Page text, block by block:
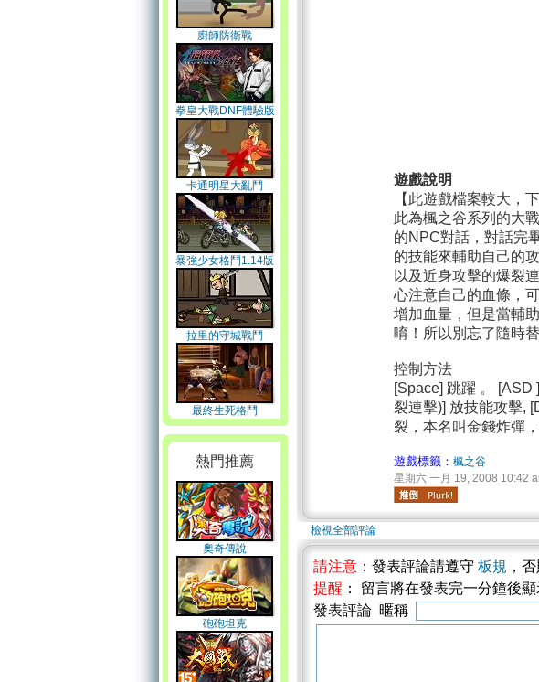
廚師防衛戰
拳皇大戰DNF體驗版
卡通明星大亂鬥
暴強少女格鬥1.14版
拉里的守城戰鬥
最終生死格鬥
熱門推薦
奧奇傳說
砲砲坦克
遊戲說明
【此遊戲檔案較大，
此為楓之谷系列的大
的NPC對話，對話完
的技能來輔助自己的
以及近身攻擊的爆裂
心注意自己的血條，
增加血量，但是當輔
唷！所以別忘了隨時
控制方法
[Space] 跳躍 。 [ASD
裂連擊)] 放技能攻擊,
裂，本名叫金錢炸彈
遊戲標籤： 楓之谷
星期六 一月 19, 2008 10:42
檢視全部評論
請注意 ：發表評論請遵守 板規 ，
提醒 ： 留言將在發表完一分鐘後
發表評論 暱稱